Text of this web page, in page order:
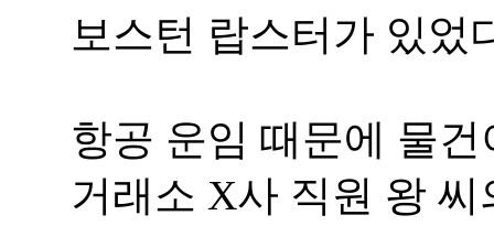
보스턴 랍스터가 있었
항공 운임 때문에 물
거래소 X사 직원 왕